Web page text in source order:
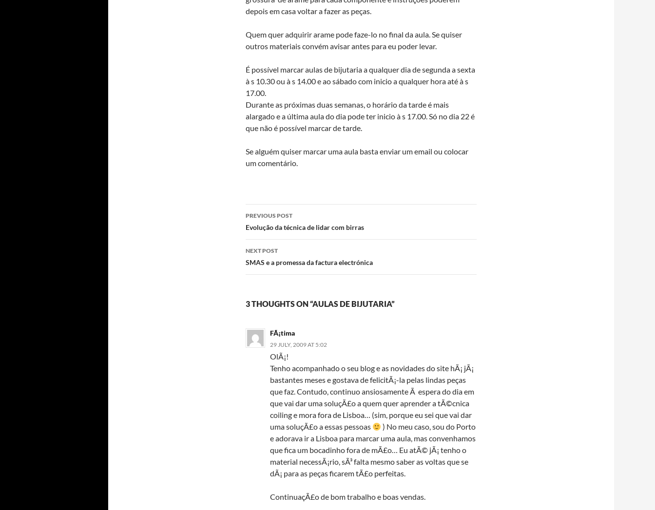
depois em casa voltar a fazer as peças.
Quem quer adquirir arame pode faze-lo no final da aula. Se quiser
outros materiais convém avisar antes para eu poder levar.
É possível marcar aulas de bijutaria a qualquer dia de segunda a sexta
à s 10.30 ou à s 14.00 e ao sábado com inicio a qualquer hora até à s
17.00.
Durante as próximas duas semanas, o horário da tarde é mais
alargado e a última aula do dia pode ter inicio à s 17.00. Só no dia 22 é
que não é possível marcar de tarde.
Se alguém quiser marcar uma aula basta enviar um email ou colocar
um comentário.
Post
navigation
PREVIOUS POST
Evolução da técnica de lidar com birras
NEXT POST
SMAS e a promessa da factura electrónica
3 THOUGHTS ON “AULAS DE BIJUTARIA”
FÃ¡tima
29 JULY, 2009 AT 5:02
OlÃ¡!
Tenho acompanhado o seu blog e as novidades do site hÃ¡ jÃ¡
bastantes meses e gostava de felicitÃ¡-la pelas lindas peças
que faz. Contudo, continuo ansiosamente Ã espera do dia em
que vai dar uma soluçÃ£o a quem quer aprender a tÃ©cnica
coiling e mora fora de Lisboa… (sim, porque eu sei que vai dar
uma soluçÃ£o a essas pessoas
) No meu caso, sou do Porto
e adorava ir a Lisboa para marcar uma aula, mas convenhamos
que fica um bocadinho fora de mÃ£o… Eu atÃ© jÃ¡ tenho o
material necessÃ¡rio, sÃ³ falta mesmo saber as voltas que se
dÃ¡ para as peças ficarem tÃ£o perfeitas.
ContinuaçÃ£o de bom trabalho e boas vendas.